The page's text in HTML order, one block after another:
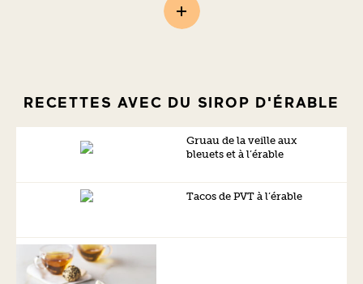
RECETTES AVEC DU SIROP D'ÉRABLE
Gruau de la veille aux
bleuets et à l’érable
Tacos de PVT à l’érable